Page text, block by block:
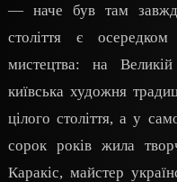
— наче був там
століття є
мистецтва: на
київська художня
цілого століття, а у
сорок років жила
Каракіс, майстер